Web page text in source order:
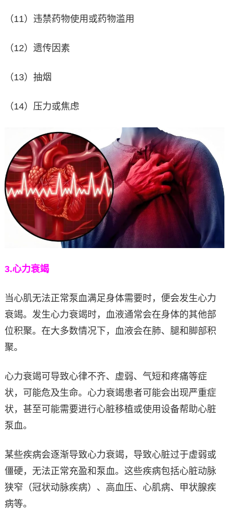
（11）违禁药物使用或药物滥用
（12）遗传因素
（13）抽烟
（14）压力或焦虑
3.心力衰竭
当心肌无法正常泵血满足身体需要时，便会发生心力
衰竭。发生心力衰竭时，血液通常会在身体的其他部
位积聚。在大多数情况下，血液会在肺、腿和脚部积
聚。
心力衰竭可导致心律不齐、虚弱、气短和疼痛等症
状，可能危及生命。心力衰竭患者可能会出现严重症
状，甚至可能需要进行心脏移植或使用设备帮助心脏
泵血。
某些疾病会逐渐导致心力衰竭，导致心脏过于虚弱或
僵硬，无法正常充盈和泵血。这些疾病包括心脏动脉
狭窄（冠状动脉疾病）、高血压、心肌病、甲状腺疾
病等。